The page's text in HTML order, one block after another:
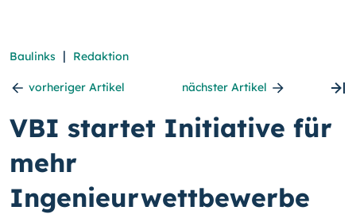
Baulinks | Redaktion
vorheriger Artikel nächster Artikel
VBI startet Initiative für
mehr
Ingenieurwettbewerbe